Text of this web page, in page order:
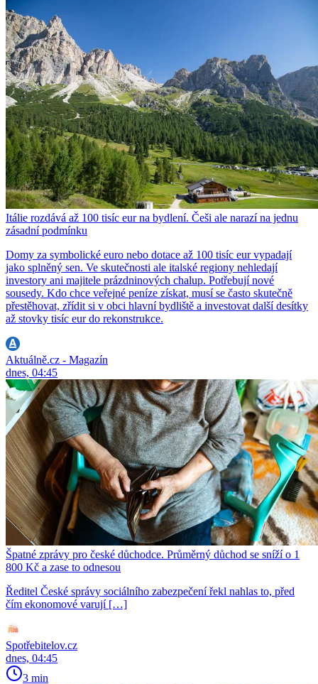
Itálie rozdává až 100 tisíc eur na bydlení. Češi ale narazí na jednu
zásadní podmínku
Domy za symbolické euro nebo dotace až 100 tisíc eur vypadají
jako splněný sen. Ve skutečnosti ale italské regiony nehledají
investory ani majitele prázdninových chalup. Potřebují nové
sousedy. Kdo chce veřejné peníze získat, musí se často skutečně
přestěhovat, zřídit si v obci hlavní bydliště a investovat další desítky
až stovky tisíc eur do rekonstrukce.
Aktuálně.cz - Magazín
dnes, 04:45
Špatné zprávy pro české důchodce. Průměrný důchod se sníží o 1
800 Kč a zase to odnesou
Ředitel České správy sociálního zabezpečení řekl nahlas to, před
čím ekonomové varují […]
Spotřebitelov.cz
dnes, 04:45
3 min